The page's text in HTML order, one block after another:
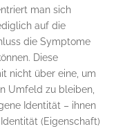
man sich
auf die
die Symptome
Diese
nicht über eine, um
Umfeld zu bleiben,
Identität – ihnen
(Eigenschaft)